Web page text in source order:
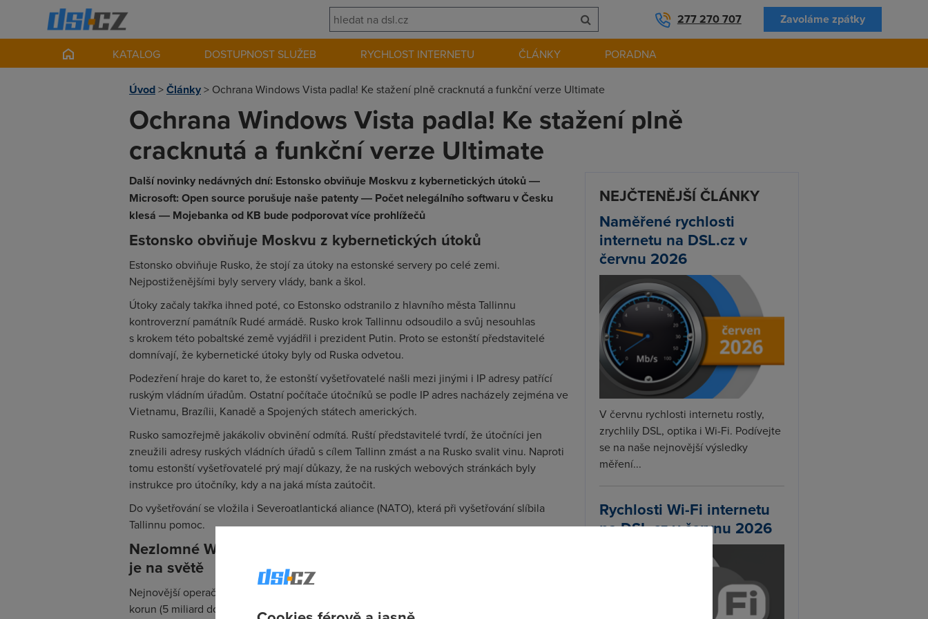
277 270 707 Zavoláme zpátky
KATALOG DOSTUPNOST SLUŽEB RYCHLOST INTERNETU ČLÁNKY PORADNA
Úvod>Články> Ochrana Windows Vista padla! Ke stažení plně cracknutá a funkční verze Ultimate
Ochrana Windows Vista padla! Ke stažení plně
cracknutá a funkční verze Ultimate
Další novinky nedávných dní: Estonsko obviňuje Moskvu z kybernetických útoků ―
Microsoft: Open source porušuje naše patenty ― Počet nelegálního softwaru v Česku
klesá ― Mojebanka od KB bude podporovat více prohlížečů
Estonsko obviňuje Moskvu z kybernetických útoků
Estonsko obviňuje Rusko, že stojí za útoky na estonské servery po celé zemi.
Nejpostiženějšími byly servery vlády, bank a škol.
Útoky začaly takřka ihned poté, co Estonsko odstranilo z hlavního města Tallinnu
kontroverzní památník Rudé armádě. Rusko krok Tallinnu odsoudilo a svůj nesouhlas
s krokem této pobaltské země vyjádřil i prezident Putin. Proto se estonští představitelé
domnívají, že kybernetické útoky byly od Ruska odvetou.
Podezření hraje do karet to, že estonští vyšetřovatelé našli mezi jinými i IP adresy patřící
ruským vládním úřadům. Ostatní počítače útočníků se podle IP adres nacházely zejména ve
Vietnamu, Brazílii, Kanadě a Spojených státech amerických.
Rusko samozřejmě jakákoliv obvinění odmítá. Ruští představitelé tvrdí, že útočníci jen
zneužili adresy ruských vládních úřadů s cílem Tallinn zmást a na Rusko svalit vinu. Naproti
tomu estonští vyšetřovatelé prý mají důkazy, že na ruských webových stránkách byly
instrukce pro útočníky, kdy a na jaká místa zaútočit.
Do vyšetřování se vložila i Severoatlantická aliance (NATO), která při vyšetřování slíbila
Tallinnu pomoc.
Nezlomné Windows Vista? Zapomeňte ― plně cracknutá verze
je na světě
Nejnovější operační systém Windows Vista, jehož vývoj stál v přepočtu přes 100 miliard
korun (5 miliard dolarů), se podle Microsoftu honosí nezlomnou ochranou proti nelegálnímu
NEJČTENĚJŠÍ ČLÁNKY
Naměřené rychlosti
internetu na DSL.cz v
červnu 2026
V červnu rychlosti internetu rostly,
zrychlily DSL, optika i Wi-Fi. Podívejte
se na naše nejnovější výsledky
měření...
Rychlosti Wi-Fi internetu
na DSL.cz v červnu 2026